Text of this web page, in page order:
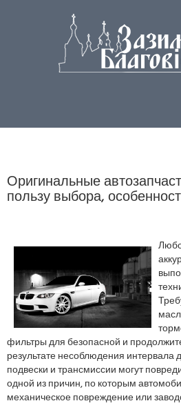
Оригинальные
пользу выбора,
фильтры для безопасной и
результате несоблюдения интервала
подвески и трансмиссии могут
одной из причин, по которым
механическое повреждение или